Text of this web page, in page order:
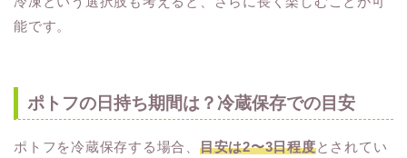
能です。
ポトフの日持ち期間は？冷蔵保存での目安
ポトフを冷蔵保存する場合、 目安は2〜3日程度とされてい